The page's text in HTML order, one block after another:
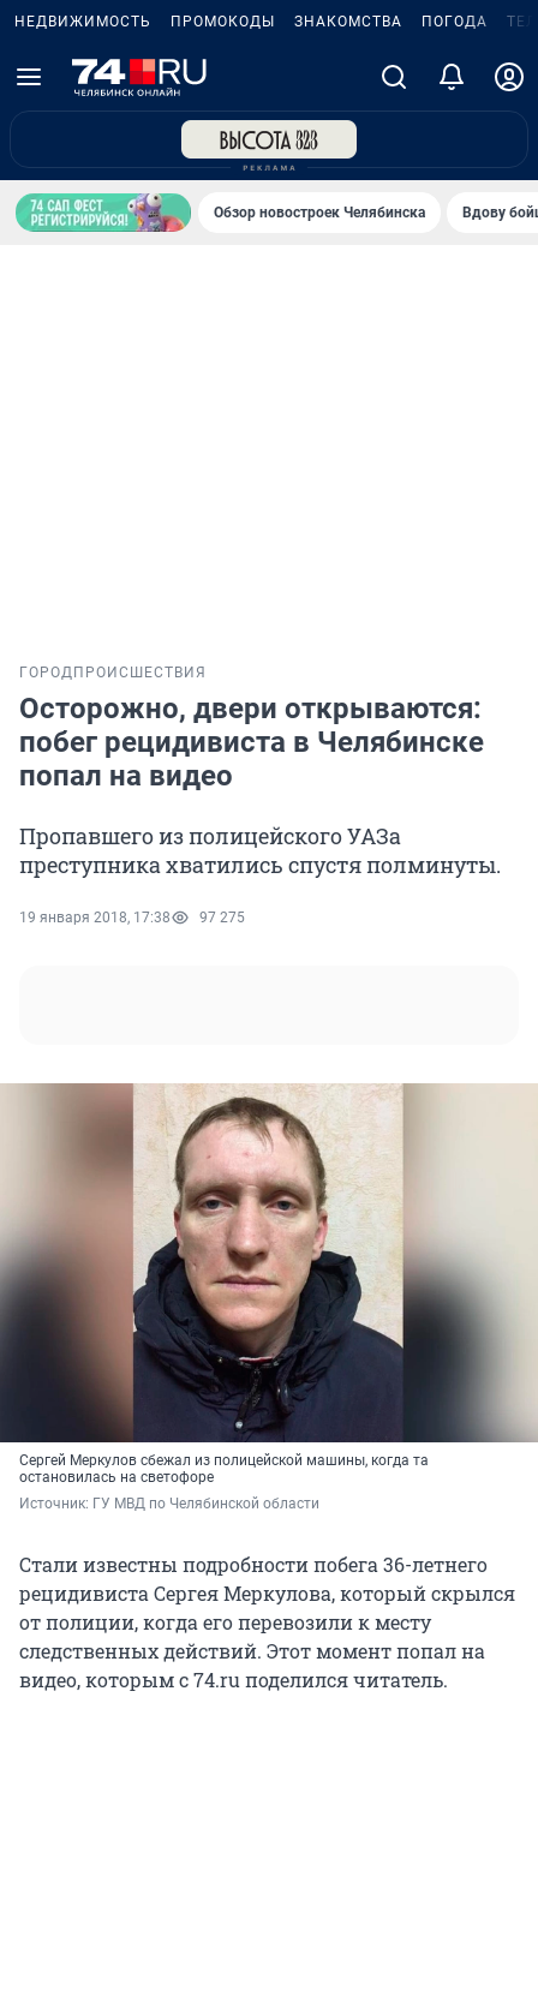
НЕДВИЖИМОСТЬ ПРОМОКОДЫ ЗНАКОМСТВА ПОГОДА
Обзор новостроек Челябинска Вдову
ГОРОД ПРОИСШЕСТВИЯ
Осторожно, двери открываются:
побег рецидивиста в Челябинске
попал на видео
Пропавшего из полицейского УАЗа
преступника хватились спустя полминуты.
19 января 2018, 17:38 97 275
Сергей Меркулов сбежал из полицейской машины, когда та
остановилась на светофоре
Источник: ГУ МВД по Челябинской области
Стали известны подробности побега 36-летнего
рецидивиста Сергея Меркулова, который скрылся
от полиции, когда его перевозили к месту
следственных действий. Этот момент попал на
видео, которым с 74.ru поделился читатель.